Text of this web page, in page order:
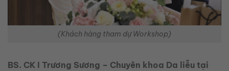
(Khách hàng tham dự Workshop)
BS. CK I Trương Sương – Chuyên khoa Da liễu tại